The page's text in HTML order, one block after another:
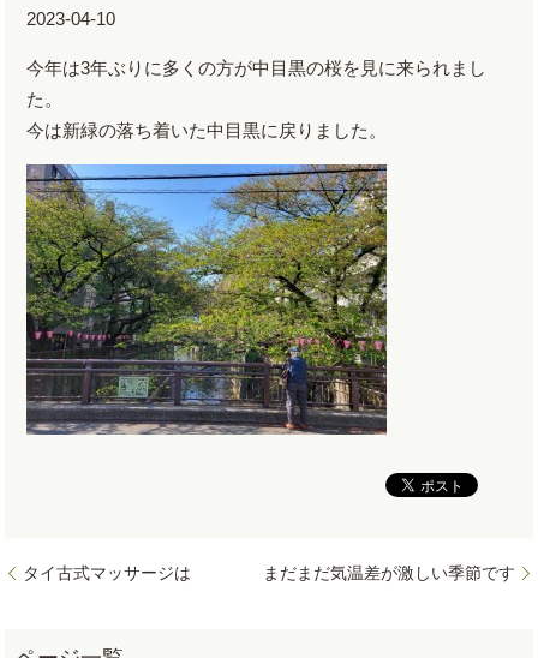
2023-04-10
今年は3年ぶりに多くの方が中目黒の桜を見に来られまし
た。
今は新緑の落ち着いた中目黒に戻りました。
タイ古式マッサージは まだまだ気温差が激しい季節です